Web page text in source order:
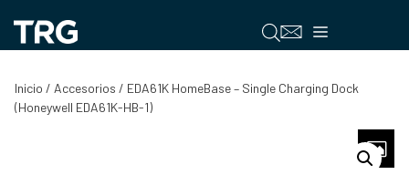
contenido
Menú
Inicio / Accesorios / EDA61K HomeBase – Single Charging Dock
(Honeywell EDA61K-HB-1)